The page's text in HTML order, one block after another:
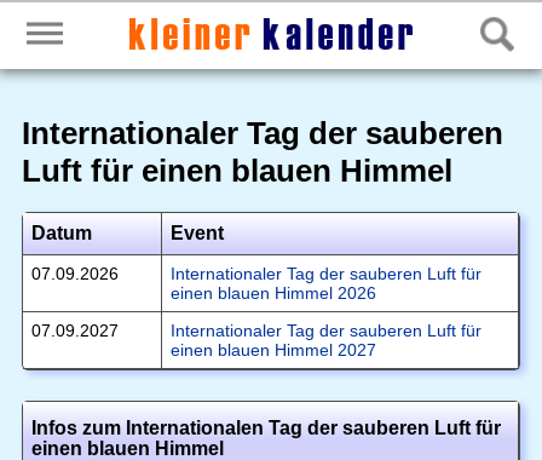
Internationaler Tag der sauberen
Luft für einen blauen Himmel
Datum Event
07.09.2026
Internationaler Tag der sauberen Luft für
einen blauen Himmel 2026
07.09.2027
Internationaler Tag der sauberen Luft für
einen blauen Himmel 2027
Infos zum Internationalen Tag der sauberen Luft für
einen blauen Himmel